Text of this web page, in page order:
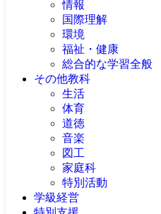
情報
国際理解
環境
福祉・健康
総合的な学習全般
その他教科
生活
体育
道徳
音楽
図工
家庭科
特別活動
学級経営